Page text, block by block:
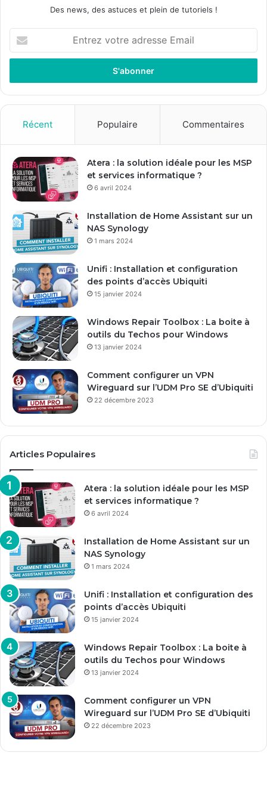
Des news, des astuces et plein de tutoriels !
t
e
z
r
e
a
d
s
e
m
a
Récent Populaire Commentaires
Atera : la solution idéale pour les MSP
et services informatique ?
6 avril 2024
Installation de Home Assistant sur un
NAS Synology
1 mars 2024
Unifi : Installation et configuration
des points d’accès Ubiquiti
15 janvier 2024
Windows Repair Toolbox : La boite à
outils du Techos pour Windows
13 janvier 2024
Comment configurer un VPN
Wireguard sur l’UDM Pro SE d’Ubiquiti
22 décembre 2023
Articles Populaires
Atera : la solution idéale pour les MSP
et services informatique ?
6 avril 2024
Installation de Home Assistant sur un
NAS Synology
1 mars 2024
Unifi : Installation et configuration des
points d’accès Ubiquiti
15 janvier 2024
Windows Repair Toolbox : La boite à
outils du Techos pour Windows
13 janvier 2024
Comment configurer un VPN
Wireguard sur l’UDM Pro SE d’Ubiquiti
22 décembre 2023